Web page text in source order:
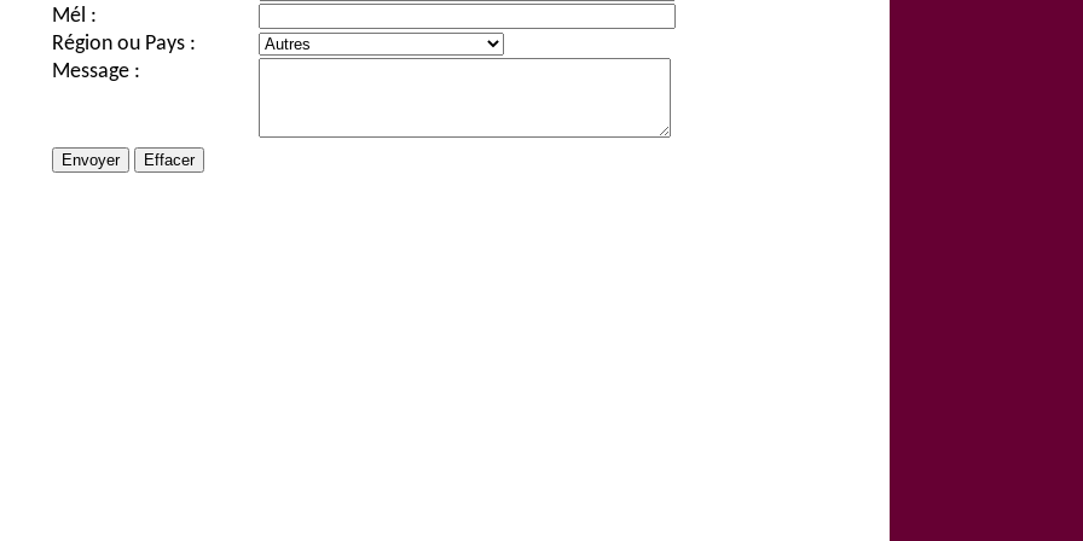
Mél :
Région ou Pays :
Message :